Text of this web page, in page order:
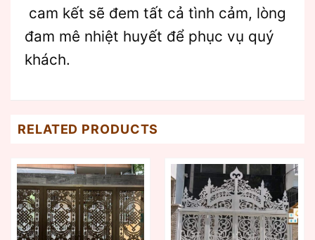
cam kết sẽ đem tất cả tình cảm, lòng
đam mê nhiệt huyết để phục vụ quý
khách.
RELATED PRODUCTS